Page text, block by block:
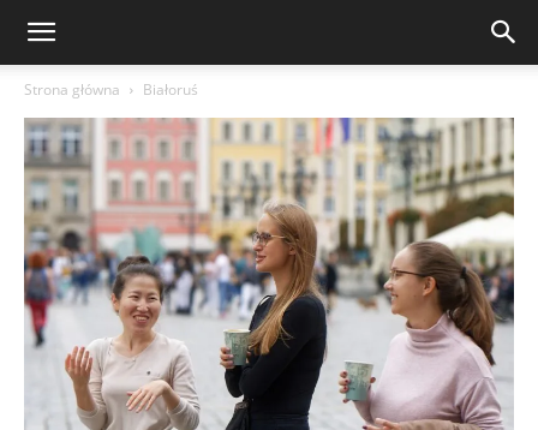
Strona główna Białoruś